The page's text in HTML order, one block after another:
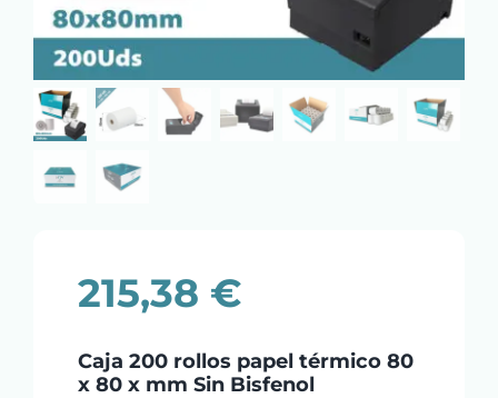
215,38 €
Caja 200 rollos papel térmico 80
x 80 x mm Sin Bisfenol